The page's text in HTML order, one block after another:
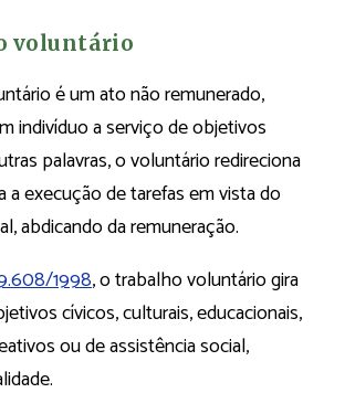
voluntário
é um ato não remunerado,
indivíduo a serviço de objetivos
palavras, o voluntário redireciona
a execução de tarefas em vista do
abdicando da remuneração.
1998, o trabalho voluntário gira
cívicos, culturais, educacionais,
ou de assistência social,